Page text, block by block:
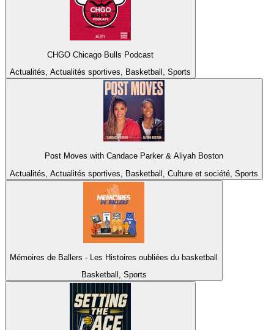
CHGO Chicago Bulls Podcast
Actualités, Actualités sportives, Basketball, Sports
Post Moves with Candace Parker & Aliyah Boston
Actualités, Actualités sportives, Basketball, Culture et société, Sports
Mémoires de Ballers - Les Histoires oubliées du basketball
Basketball, Sports